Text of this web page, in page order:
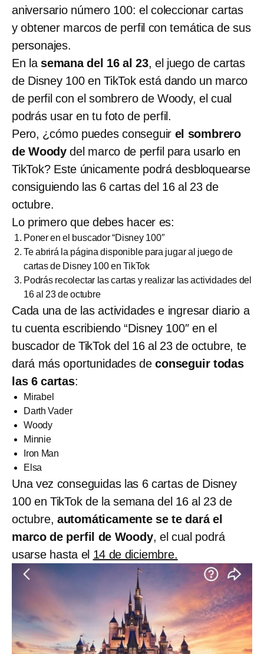
aniversario número 100: el coleccionar cartas
y obtener marcos de perfil con temática de sus
personajes.
En lasemana del 16 al 23, el juego de cartas
de Disney 100 en TikTok está dando un marco
de perfil con el sombrero de Woody, el cual
podrás usar en tu foto de perfil.
Pero, ¿cómo puedes conseguir el sombrero
de Woodydel marco de perfil para usarlo en
TikTok? Este únicamente podrá desbloquearse
consiguiendo las 6 cartas del 16 al 23 de
octubre.
Lo primero que debes hacer es:
Poner en el buscador “Disney 100″
Te abrirá la página disponible para jugar al juego de
cartas de Disney 100 en TikTok
Podrás recolectar las cartas y realizar las actividades del
16 al 23 de octubre
Cada una de las actividades e ingresar diario a
tu cuenta escribiendo “Disney 100″ en el
buscador de TikTok del 16 al 23 de octubre, te
dará más oportunidades deconseguir todas
las 6 cartas:
Mirabel
Darth Vader
Woody
Minnie
Iron Man
Elsa
Una vez conseguidas las 6 cartas de Disney
100 en TikTok de la semana del 16 al 23 de
octubre, automáticamente se te dará el
marco de perfil de Woody, el cual podrá
usarse hasta el 14 de diciembre.